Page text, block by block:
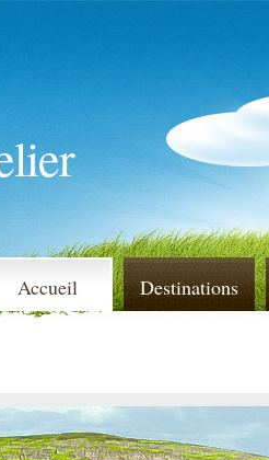
Accueil Destinations